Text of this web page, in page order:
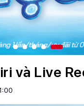
và Live